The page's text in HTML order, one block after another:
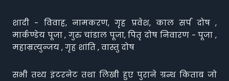
शादी - विवाह, नामकरण, गृह प्रवेश, काल सर्प दोष ,
मार्कण्डेय पूजा , गुरु चांडाल पूजा, पितृ दोष निवारण - पूजा ,
महाम्रत्युन्जय , गृह शांति , वास्तु दोष
सभी तथ्य इंटरनेट तथा लिखी हुए पुराने ग्रन्थ किताब जो